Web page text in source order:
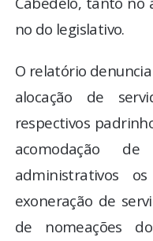
no do legislativo.
O relatório
alocação de
respectivos
acomodação
administrativos
exoneração de
de nomeações